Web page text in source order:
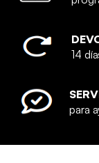
14
para